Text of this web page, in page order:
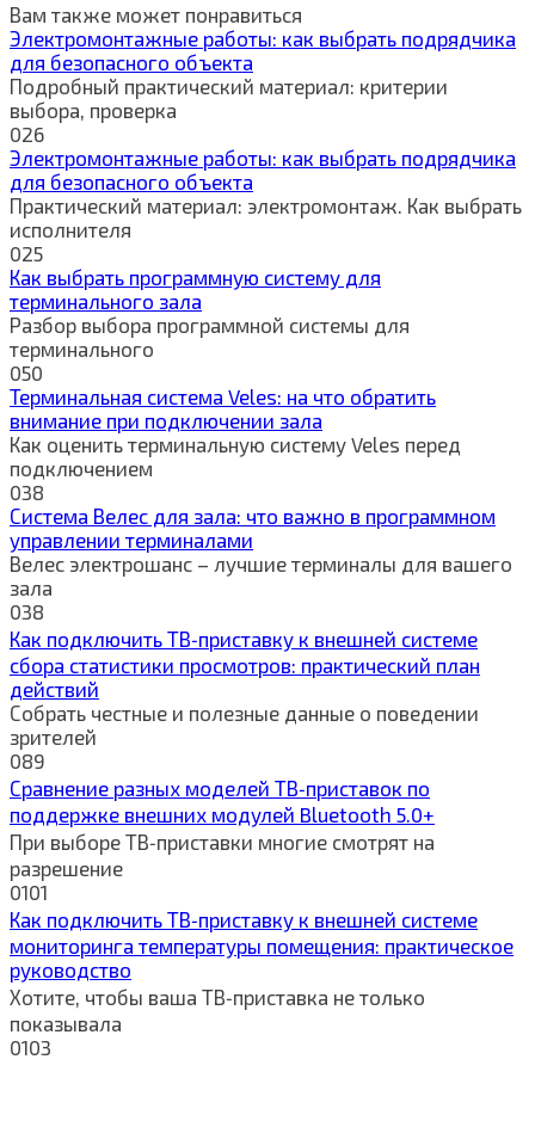
Вам также может понравиться
Электромонтажные работы: как выбрать подрядчика
для безопасного объекта
Подробный практический материал: критерии
выбора, проверка
026
Электромонтажные работы: как выбрать подрядчика
для безопасного объекта
Практический материал: электромонтаж. Как выбрать
исполнителя
025
Как выбрать программную систему для
терминального зала
Разбор выбора программной системы для
терминального
050
Терминальная система Veles: на что обратить
внимание при подключении зала
Как оценить терминальную систему Veles перед
подключением
038
Система Велес для зала: что важно в программном
управлении терминалами
Велес электрошанс – лучшие терминалы для вашего
зала
038
Как подключить ТВ‑приставку к внешней системе
сбора статистики просмотров: практический план
действий
Собрать честные и полезные данные о поведении
зрителей
089
Сравнение разных моделей ТВ‑приставок по
поддержке внешних модулей Bluetooth 5.0+
При выборе ТВ‑приставки многие смотрят на
разрешение
0101
Как подключить ТВ‑приставку к внешней системе
мониторинга температуры помещения: практическое
руководство
Хотите, чтобы ваша ТВ‑приставка не только
показывала
0103